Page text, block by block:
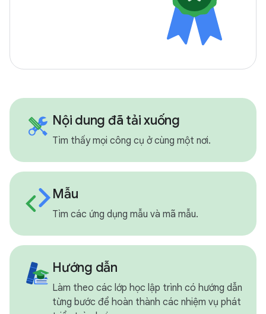
Nội dung đã tải xuống
Tìm thấy mọi công cụ ở cùng một nơi.
Mẫu
Tìm các ứng dụng mẫu và mã mẫu.
Hướng dẫn
Làm theo các lớp học lập trình có hướng dẫn
từng bước để hoàn thành các nhiệm vụ phát